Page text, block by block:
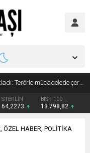
Süleyman Soylu ‘çok korktum’ deyip ilk kez açıkladı: En büyük tehdit dışarısıdır!
STERLİN
64,2273
BIST 100
13.798,82
, ÖZEL HABER, POLİTİKA